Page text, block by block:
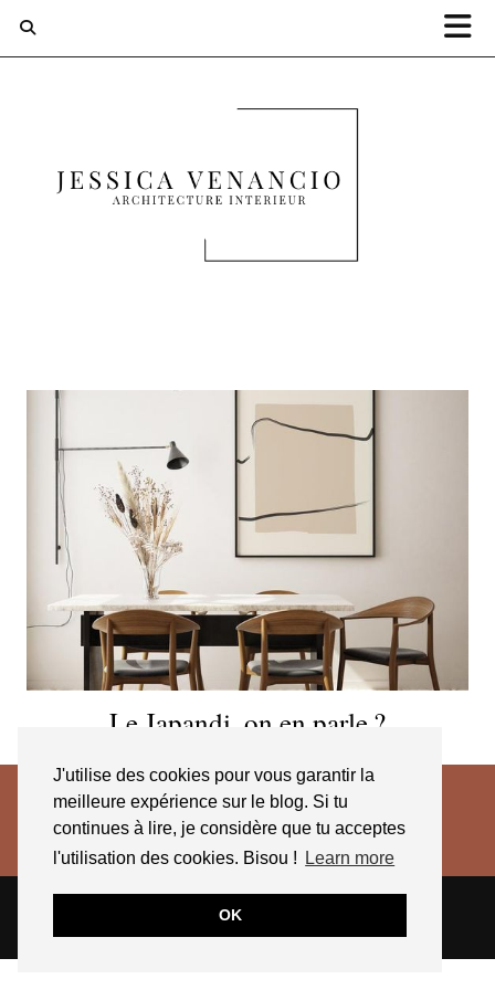
J'utilise des cookies pour vous garantir la
meilleure expérience sur le blog. Si tu
continues à lire, je considère que tu acceptes
l'utilisation des cookies. Bisou !
Learn more
OK
Le Japandi, on en parle ?
THEME CREATED BYpipdig